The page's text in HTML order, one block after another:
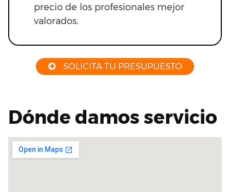
precio de los profesionales mejor
valorados.
SOLICITA TU PRESUPUESTO
Dónde damos servicio